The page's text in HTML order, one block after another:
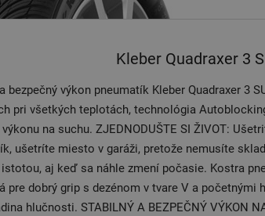
Kleber Quadraxer 3
bezpečný výkon pneumatík Kleber Quadraxer 3
pri všetkých teplotách, technológia
na suchu. ZJEDNODUŠTE SI ŽIVOT:
ušetríte miesto v garáži, pretože nemusíte
aj keď sa náhle zmení počasie. Kostra
pre dobrý grip s dezénom v tvare V a početnými
hlučnosti. STABILNÝ A BEZPEČNÝ VÝKON